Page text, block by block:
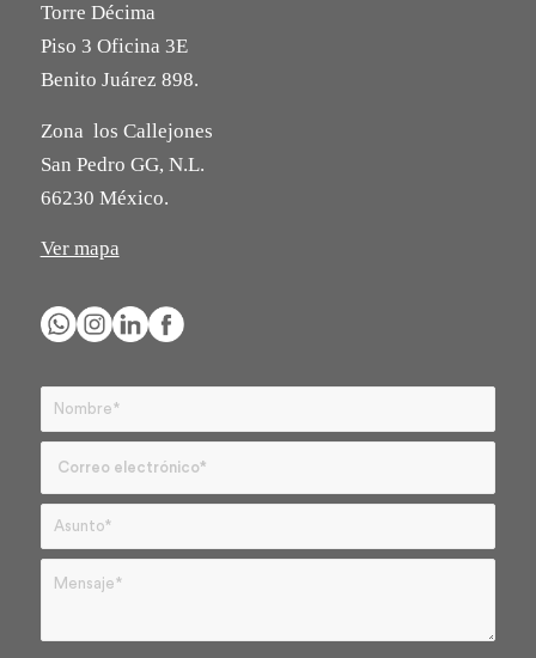
Torre Décima
Piso 3 Oficina 3E
Benito Juárez 898.
Zona los Callejones
San Pedro GG, N.L.
66230 México.
Ver mapa